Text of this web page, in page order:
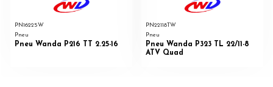
PN16225W
Pneu
Pneu Wanda P216 TT 2.25-16
PN22118TW
Pneu
Pneu Wanda P323 TL 22/11-8
ATV Quad